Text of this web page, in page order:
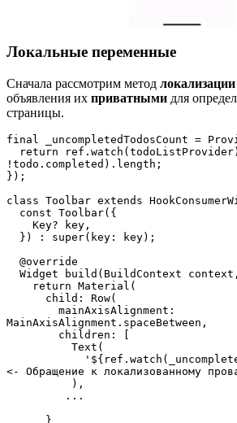
Локальные переменные
Сначала рассмотрим метод локализации
объявления их приватными для
страницы.
final _uncompletedTodosCount =
!todo.completed).length;
});
class Toolbar extends
  const Toolbar({
    Key? key,
  }) : super(key: key);
  @override
    return Material(
      child: Row(
MainAxisAlignment.spaceBetween,
        children: [
          Text(
<- Обращение к локализованному
          ),
         ...
      }